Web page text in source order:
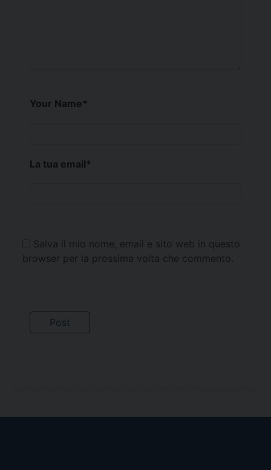
Your Name*
La tua email*
Salva il mio nome, email e sito web in questo
browser per la prossima volta che commento.